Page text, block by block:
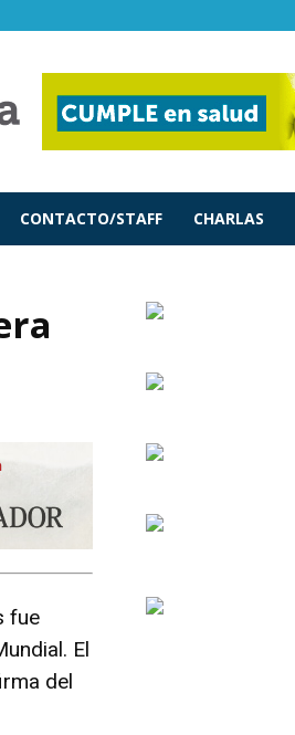
CONTACTO/STAFF CHARLAS
fue
El
del